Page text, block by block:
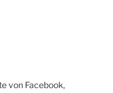
von Facebook,